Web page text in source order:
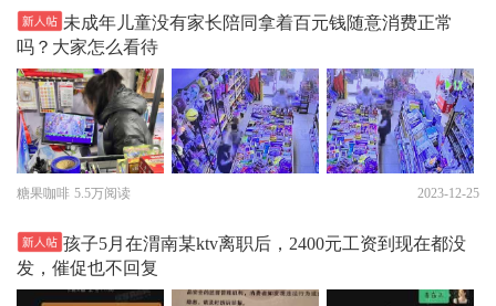
未成年儿童没有家长陪同拿着百元钱随意消费正常
吗？大家怎么看待
糖果咖啡 5.5万阅读 2023-12-25
孩子5月在渭南某ktv离职后，2400元工资到现在都没
发，催促也不回复